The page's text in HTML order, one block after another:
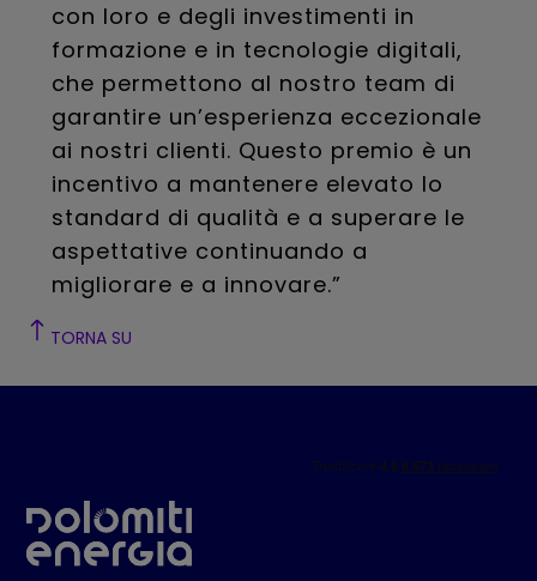
con loro e degli investimenti in
formazione e in tecnologie digitali,
che permettono al nostro team di
garantire un’esperienza eccezionale
ai nostri clienti. Questo premio è un
incentivo a mantenere elevato lo
standard di qualità e a superare le
aspettative continuando a
migliorare e a innovare.”
TORNA SU